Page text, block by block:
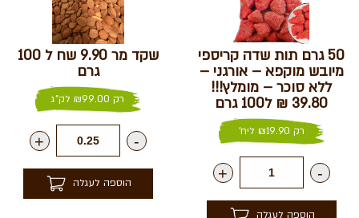
50 גרם תות שדה קריספי
מיובש מוקפא – אורגני –
ללא סוכר – מומלץ!!!
39.80 ₪ ל100 גרם
רק ₪19.90 ליח'
-
+
הוספה לעגלה
שקד מר 9.90 שח ל 100
גרם
רק ₪99.00 לק"ג
-
+
הוספה לעגלה